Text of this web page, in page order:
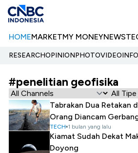
HOMEMARKETMY MONEYNEWS
RESEARCHOPINIONPHOTOVIDEO
#penelitian geofisika
Tabrakan Dua Retakan
Orang Diancam
TECH 1 bulan yang lalu
Kiamat Sudah Dekat
Doyong